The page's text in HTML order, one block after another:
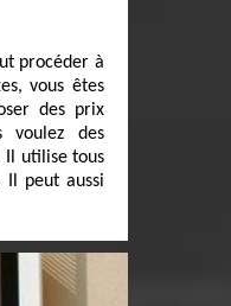
procéder à
vous êtes
des prix
voulez des
Il utilise tous
peut aussi